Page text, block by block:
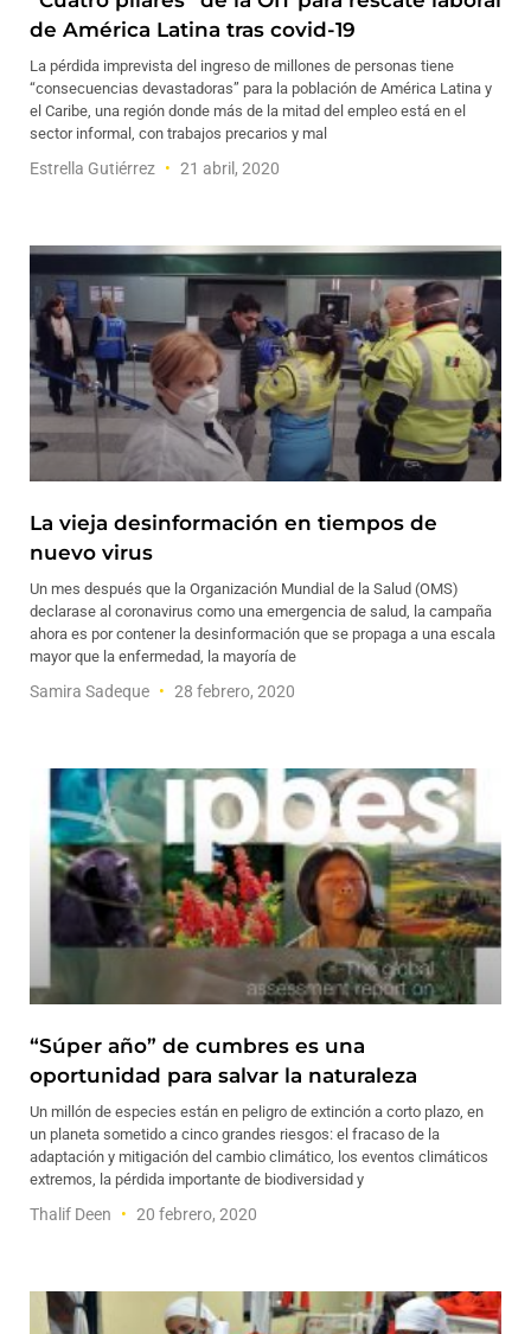
de América Latina tras covid-19
La pérdida imprevista del ingreso de millones de personas tiene
“consecuencias devastadoras” para la población de América Latina y
el Caribe, una región donde más de la mitad del empleo está en el
sector informal, con trabajos precarios y mal
Estrella Gutiérrez 21 abril, 2020
La vieja desinformación en tiempos de
nuevo virus
Un mes después que la Organización Mundial de la Salud (OMS)
declarase al coronavirus como una emergencia de salud, la campaña
ahora es por contener la desinformación que se propaga a una escala
mayor que la enfermedad, la mayoría de
Samira Sadeque 28 febrero, 2020
“Súper año” de cumbres es una
oportunidad para salvar la naturaleza
Un millón de especies están en peligro de extinción a corto plazo, en
un planeta sometido a cinco grandes riesgos: el fracaso de la
adaptación y mitigación del cambio climático, los eventos climáticos
extremos, la pérdida importante de biodiversidad y
Thalif Deen 20 febrero, 2020